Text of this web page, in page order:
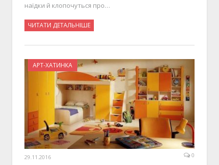
наїдки й клопочуться про…
ЧИТАТИ ДЕТАЛЬНІШЕ
АРТ-ХАТИНКА
29.11.2016 0